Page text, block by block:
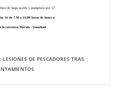
DE PESCADORES TRAS